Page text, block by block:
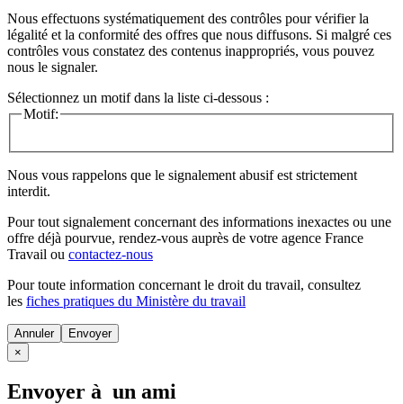
Nous effectuons systématiquement des contrôles pour vérifier la
légalité et la conformité des offres que nous diffusons. Si malgré ces
contrôles vous constatez des contenus inappropriés, vous pouvez
nous le signaler.
Sélectionnez un motif dans la liste ci-dessous :
Motif:
Nous vous rappelons que le signalement abusif est strictement
interdit.
Pour tout signalement concernant des informations inexactes ou une
offre déjà pourvue, rendez-vous auprès de votre agence France
Travail ou contactez-nous
Pour toute information concernant le droit du travail, consultez
les fiches pratiques du Ministère du travail
Annuler
×
Envoyer à un ami